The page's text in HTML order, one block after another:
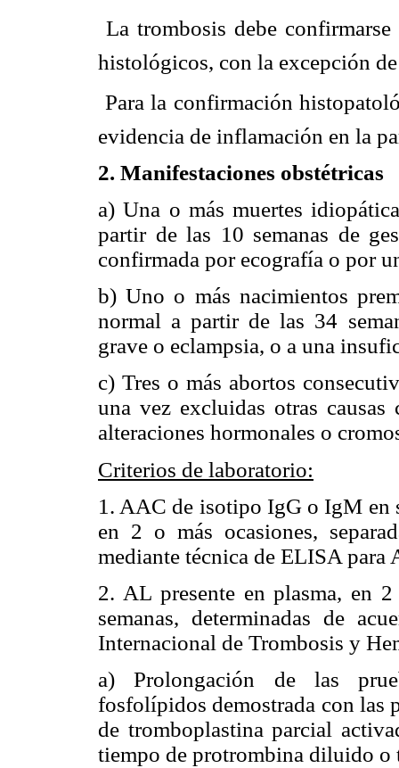
 La trombosis debe
histológicos, con la excepción
 Para la confirmación
evidencia de inflamación en la
2. Manifestaciones obstétricas
a) Una o más muertes
partir de las 10 semanas de
confirmada por ecografía o por
b) Uno o más nacimientos
normal a partir de las 34
grave o eclampsia, o a una
c) Tres o más abortos
una vez excluidas otras causas
alteraciones hormonales o
Criterios de laboratorio:
1. AAC de isotipo IgG o IgM en
en 2 o más ocasiones,
mediante técnica de ELISA para
2. AL presente en plasma, en
semanas, determinadas de
Internacional de Trombosis y
a) Prolongación de las
fosfolípidos demostrada con las
de tromboplastina parcial
tiempo de protrombina diluido o